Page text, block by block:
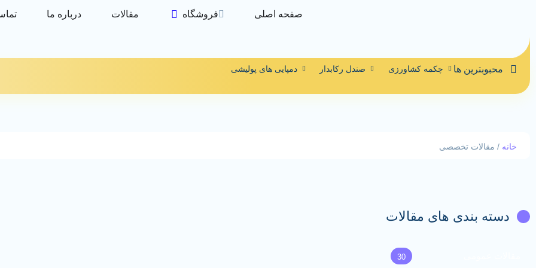
صفحه اصلی فروشگاه مقالات درباره ما
محبوبترین ها چکمه کشاورزی صندل رکابدار دمپایی های پولیشی
خانه / مقالات تخصصی
دسته بندی های مقالات
30